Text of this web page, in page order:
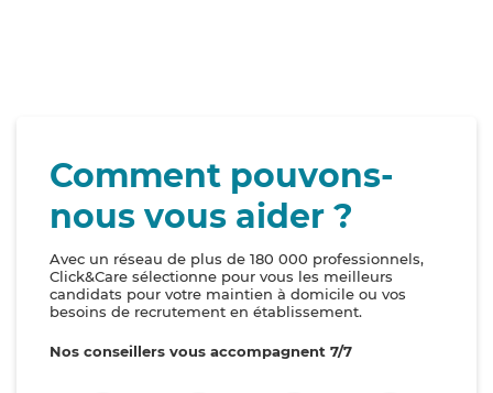
Comment pouvons-
nous vous aider ?
Avec un réseau de plus de 180 000 professionnels,
Click&Care sélectionne pour vous les meilleurs
candidats pour votre maintien à domicile ou vos
besoins de recrutement en établissement.
Nos conseillers vous accompagnent 7/7